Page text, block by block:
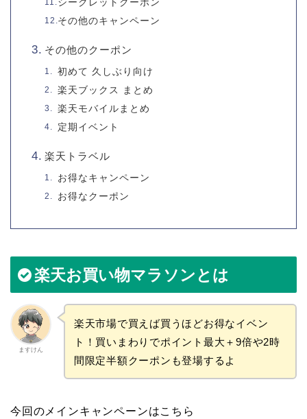
シークレットクーポン
その他のキャンペーン
その他のクーポン
初めて 久しぶり向け
楽天ブックス まとめ
楽天モバイルまとめ
定期イベント
楽天トラベル
お得なキャンペーン
お得なクーポン
楽天お買い物マラソンとは
ますけん
楽天市場で買えば買うほどお得なイベン
ト！買いまわりでポイント最大＋9倍や2時
間限定半額クーポンも登場するよ
今回のメインキャンペーンはこちら